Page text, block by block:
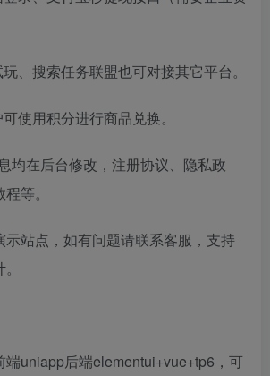
、搜索任务联盟也可对接其它平台。
使用积分进行商品兑换。
均在后台修改，注册协议、隐私政
等。
示站点，如有问题请联系客服，支持
端uniapp后端elementui+vue+tp6，可